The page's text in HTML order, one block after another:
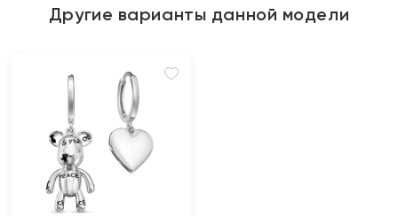
Другие варианты данной модели